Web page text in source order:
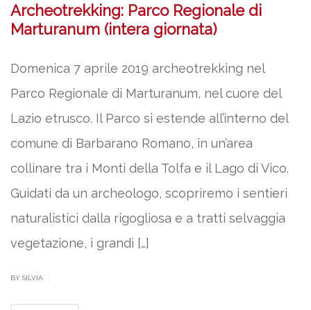
Archeotrekking: Parco Regionale di
Marturanum (intera giornata)
Domenica 7 aprile 2019 archeotrekking nel
Parco Regionale di Marturanum, nel cuore del
Lazio etrusco. Il Parco si estende all’interno del
comune di Barbarano Romano, in un’area
collinare tra i Monti della Tolfa e il Lago di Vico.
Guidati da un archeologo, scopriremo i sentieri
naturalistici dalla rigogliosa e a tratti selvaggia
vegetazione, i grandi […]
BY SILVIA